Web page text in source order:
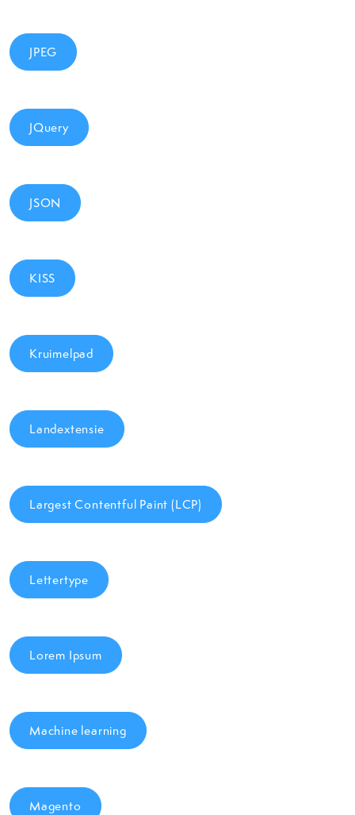
JPEG
JQuery
JSON
KISS
Kruimelpad
Landextensie
Largest Contentful Paint (LCP)
Lettertype
Lorem Ipsum
Machine learning
Magento